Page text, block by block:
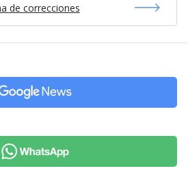
de correcciones